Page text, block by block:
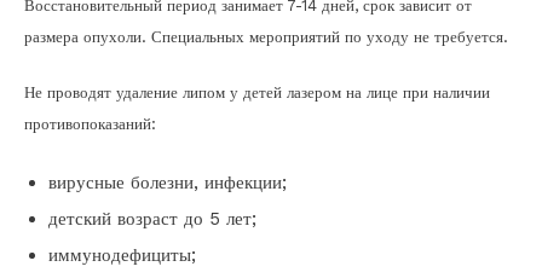
Восстановительный период занимает 7-14 дней, срок зависит от
размера опухоли. Специальных мероприятий по уходу не требуется.
Не проводят удаление липом у детей лазером на лице при наличии
противопоказаний:
вирусные болезни, инфекции;
детский возраст до 5 лет;
иммунодефициты;